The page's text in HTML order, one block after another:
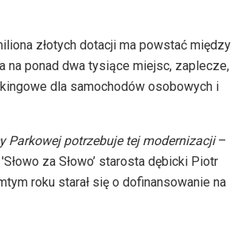
złotych dotacji ma powstać między
na ponad dwa tysiące miejsc, zaplecze,
dla samochodów osobowych i
Parkowej potrzebuje tej modernizacji–
za Słowo’ starosta dębicki Piotr
roku starał się o dofinansowanie na